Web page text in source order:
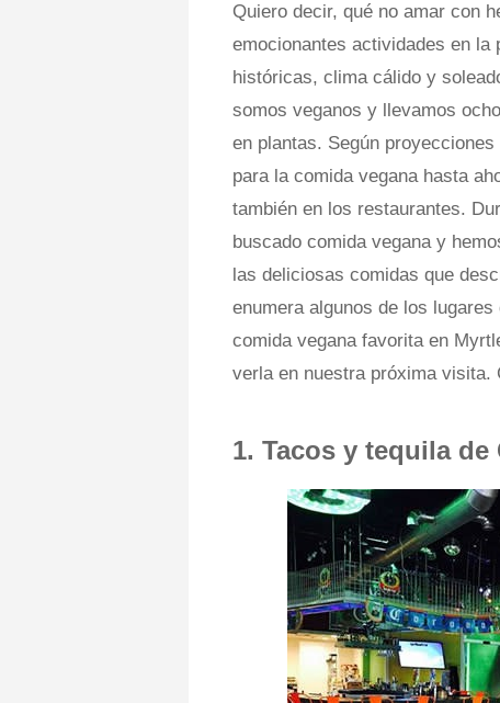
Quiero decir, qué no amar con
emocionantes actividades en
históricas, clima cálido y
somos veganos y llevamos
en plantas. Según
para la comida vegana hasta
también en los restaurantes.
buscado comida vegana y
las deliciosas comidas que
enumera algunos de los
comida vegana favorita en
verla en nuestra próxima visita.
1. Tacos y tequila de